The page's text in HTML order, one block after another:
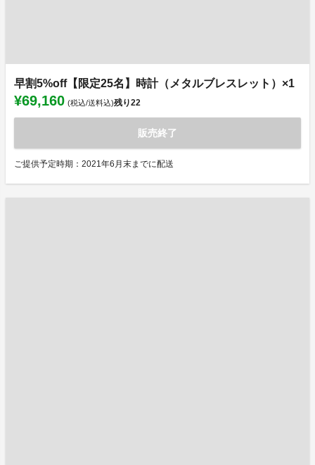
早割5%off【限定25名】時計（メタルブレスレット）×1
¥69,160 (税込/送料込)残り22
販売終了
ご提供予定時期：2021年6月末までに配送